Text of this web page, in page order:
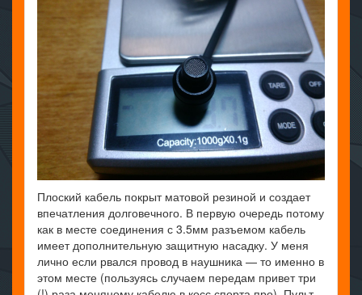
Плоский кабель покрыт матовой резиной и создает
впечатления долговечного. В первую очередь потому
как в месте соединения с 3.5мм разъемом кабель
имеет дополнительную защитную насадку. У меня
лично если рвался провод в наушника — то именно в
этом месте (пользуясь случаем передам привет три